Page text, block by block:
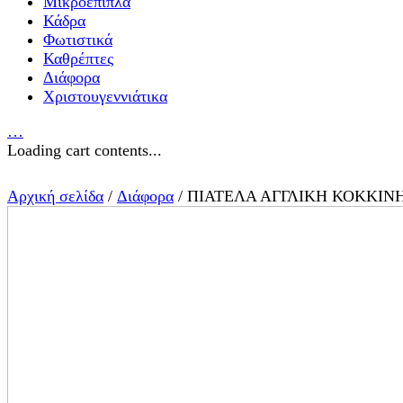
Κάδρα
Φωτιστικά
Καθρέπτες
Διάφορα
Χριστουγεννιάτικα
…
Loading cart contents...
Αρχική σελίδα / Διάφορα / ΠΙΑΤΕΛΑ ΑΓΓΛΙΚΗ